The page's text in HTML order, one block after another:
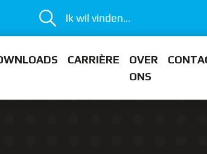
Ik wil vinden...
CARRIÈRE
OVER
ONS